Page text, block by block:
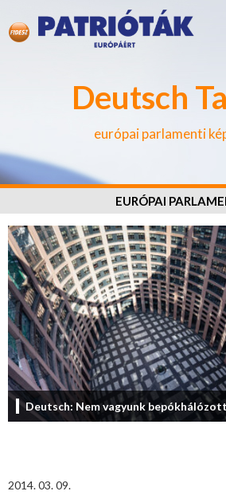
Deutsch
európai parlamenti
EURÓPAI
Deutsch: Nem vagyunk
2014. 03. 09.